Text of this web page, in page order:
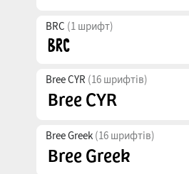
BRC (1 шрифт)
Bree CYR (16 шрифтів)
Bree Greek (16 шрифтів)